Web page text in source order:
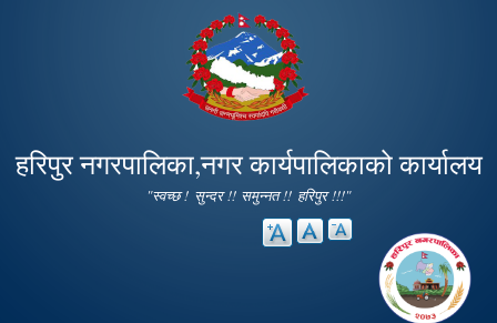
main
content
हरिपुर नगरपालिका,नगर कार्यपालिकाको कार्यालय
"स्वच्छ ! सुन्दर !! समुन्नत !! हरिपुर !!!"